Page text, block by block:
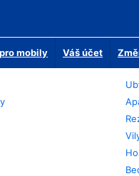
mobily Váš účet